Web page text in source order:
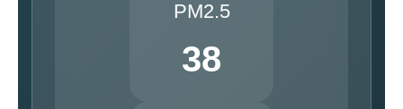
PM2.5
38